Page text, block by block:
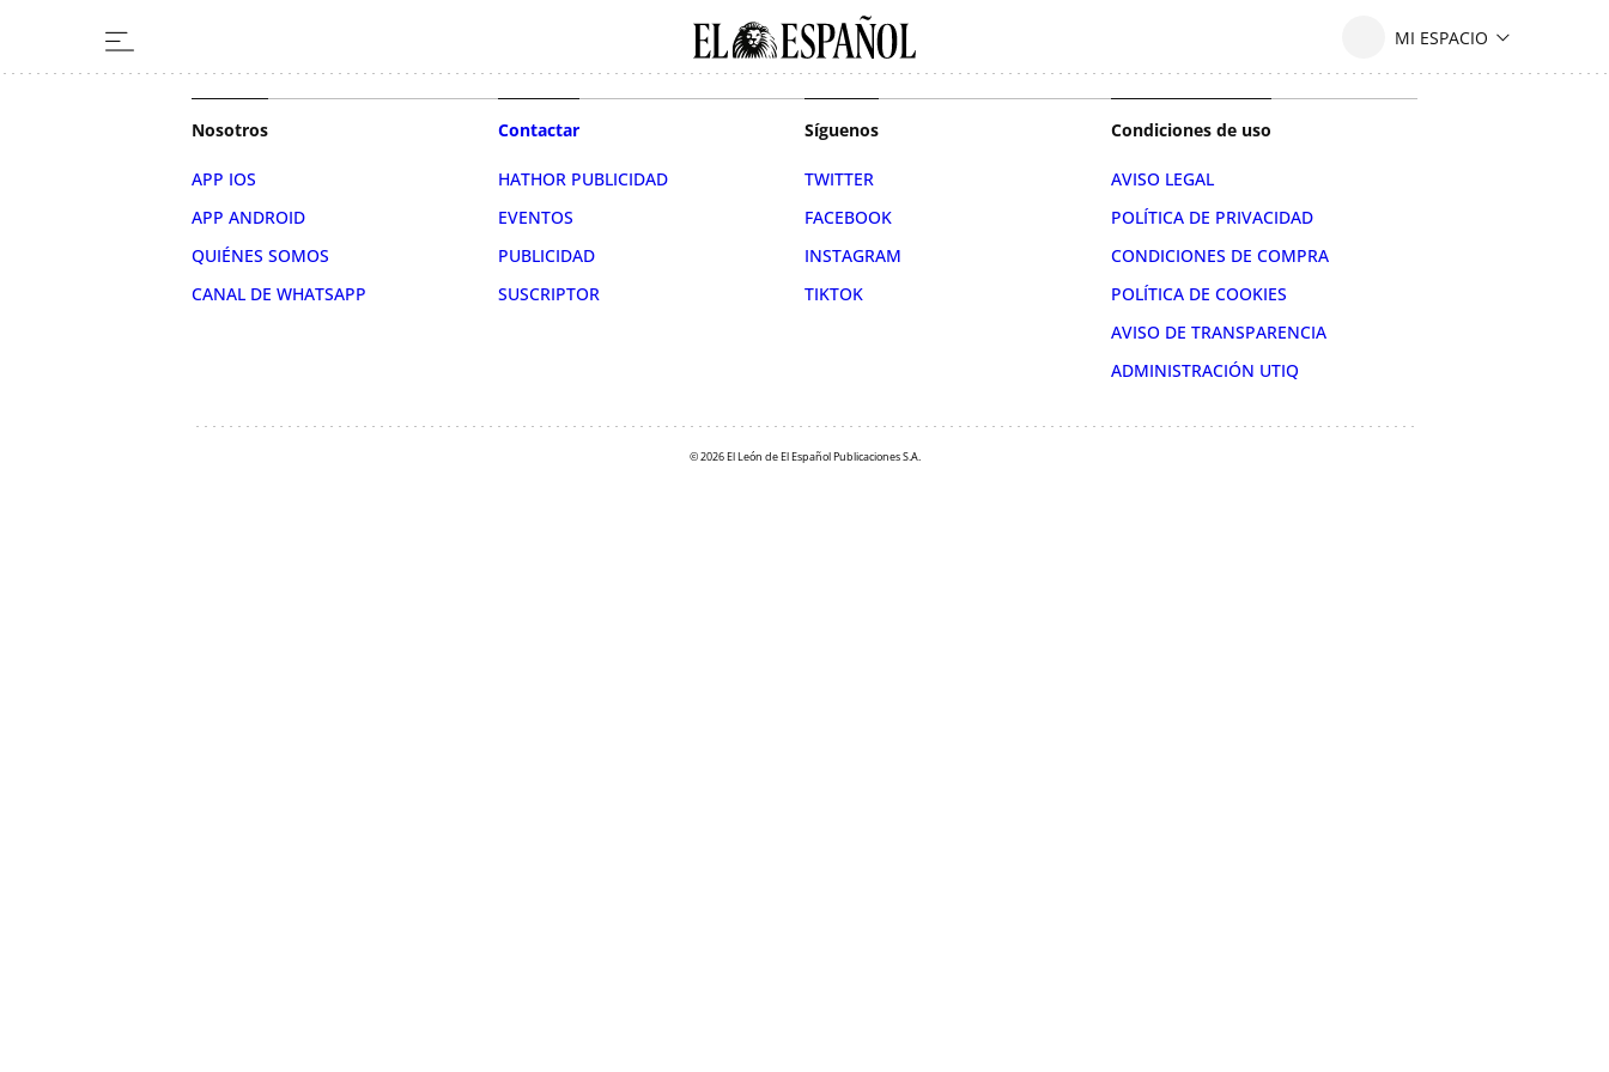
Nosotros
APP IOS
APP ANDROID
QUIÉNES SOMOS
CANAL DE WHATSAPP
Contactar
HATHOR PUBLICIDAD
EVENTOS
PUBLICIDAD
SUSCRIPTOR
Síguenos
TWITTER
FACEBOOK
INSTAGRAM
TIKTOK
Condiciones de uso
AVISO LEGAL
POLÍTICA DE PRIVACIDAD
CONDICIONES DE COMPRA
POLÍTICA DE COOKIES
AVISO DE TRANSPARENCIA
ADMINISTRACIÓN UTIQ
© 2026 El León de El Español Publicaciones S.A.